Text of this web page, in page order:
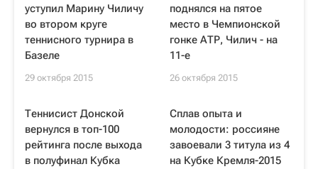
уступил Марину Чиличу
во втором круге
теннисного турнира в
Базеле
29 октября 2015
поднялся на пятое
место в Чемпионской
гонке АТР, Чилич - на
11-е
26 октября 2015
Теннисист Донской
вернулся в топ-100
рейтинга после выхода
в полуфинал Кубка
Сплав опыта и
молодости: россияне
завоевали 3 титула из 4
на Кубке Кремля-2015